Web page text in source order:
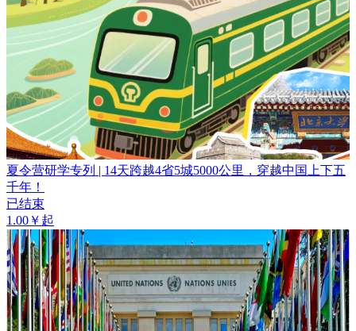
夏令营研学专列 | 14天跨越4省5城5000公里，穿越中国上下五
千年！
已结束
1.00￥起